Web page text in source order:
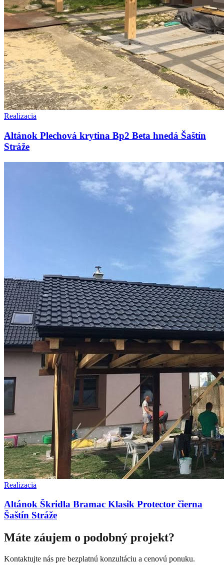
Realizacia
Altánok Plechová krytina Bp2 Beta hnedá Šaštín
Stráže
Realizacia
Altánok Škridla Bramac Klasik Protector čierna
Šaštín Stráže
Máte záujem o podobný projekt?
Kontaktujte nás pre bezplatnú konzultáciu a cenovú ponuku.